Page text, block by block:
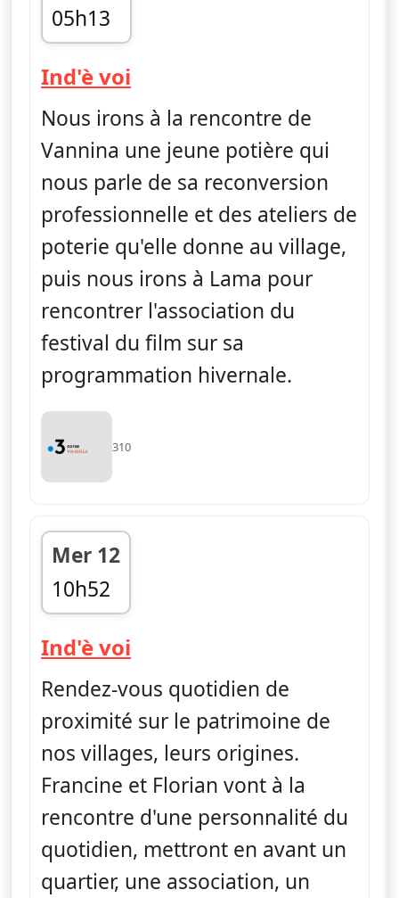
05h13
fin 05h32
Ind'è voi
Nous irons à la rencontre de
Vannina une jeune potière qui
nous parle de sa reconversion
professionnelle et des ateliers de
poterie qu'elle donne au village,
puis nous irons à Lama pour
rencontrer l'association du
festival du film sur sa
programmation hivernale.
310
Mer 12
10h52
fin 11h14
Ind'è voi
Rendez-vous quotidien de
proximité sur le patrimoine de
nos villages, leurs origines.
Francine et Florian vont à la
rencontre d'une personnalité du
quotidien, mettront en avant un
quartier, une association, un